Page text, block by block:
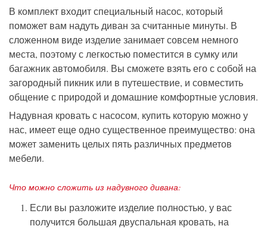
В комплект входит специальный насос, который
поможет вам надуть диван за считанные минуты. В
сложенном виде изделие занимает совсем немного
места, поэтому с легкостью поместится в сумку или
багажник автомобиля. Вы сможете взять его с собой на
загородный пикник или в путешествие, и совместить
общение с природой и домашние комфортные условия.
Надувная кровать с насосом, купить которую можно у
нас, имеет еще одно существенное преимущество: она
может заменить целых пять различных предметов
мебели.
Что можно сложить из надувного дивана:
Если вы разложите изделие полностью, у вас
получится большая двуспальная кровать, на